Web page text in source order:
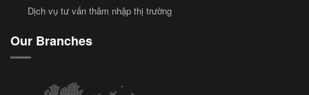
Dịch vụ tư vấn thâm nhập thị trường
Our Branches